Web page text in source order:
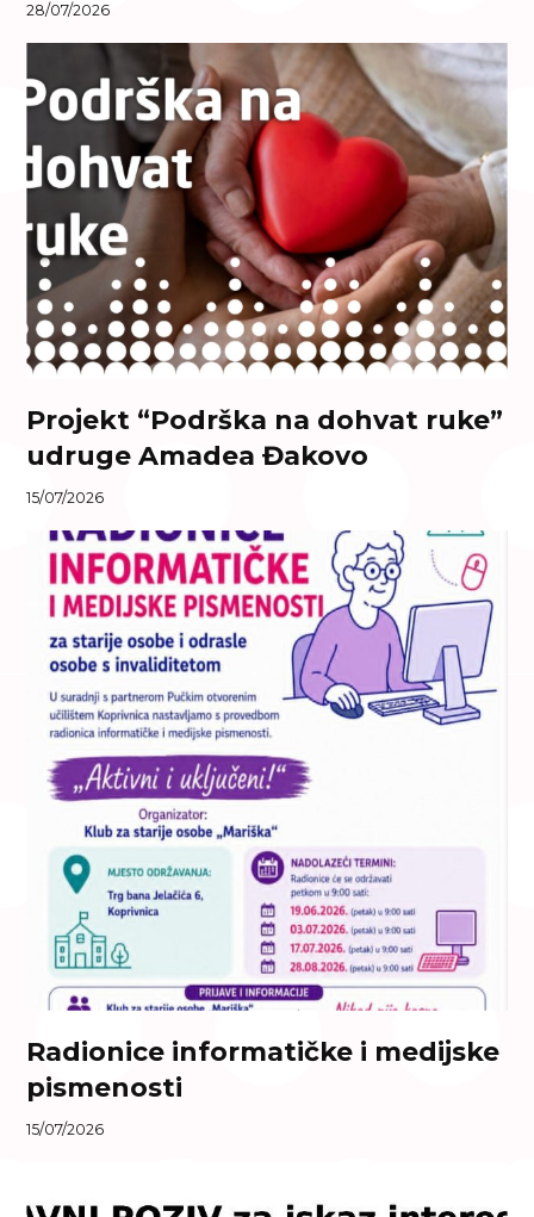
28/07/2026
Projekt “Podrška na dohvat ruke”
udruge Amadea Đakovo
15/07/2026
Radionice informatičke i medijske
pismenosti
15/07/2026